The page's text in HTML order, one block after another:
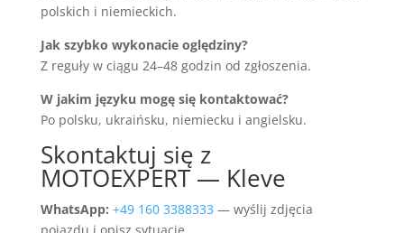
polskich i niemieckich.
Jak szybko wykonacie oględziny?
Z reguły w ciągu 24–48 godzin od zgłoszenia.
W jakim języku mogę się kontaktować?
Po polsku, ukraińsku, niemiecku i angielsku.
Skontaktuj się z
MOTOEXPERT — Kleve
WhatsApp: +49 160 3388333 — wyślij zdjęcia